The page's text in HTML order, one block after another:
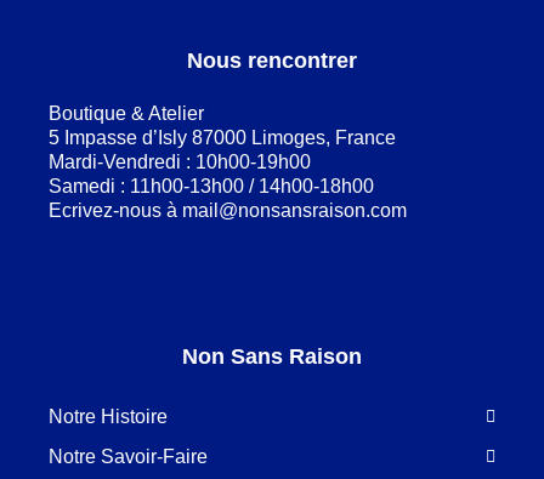
Nous rencontrer
Boutique & Atelier
5 Impasse d’Isly 87000 Limoges, France
Mardi-Vendredi : 10h00-19h00
Samedi : 11h00-13h00 / 14h00-18h00
Ecrivez-nous à mail@nonsansraison.com
Non Sans Raison
Notre Histoire
Notre Savoir-Faire